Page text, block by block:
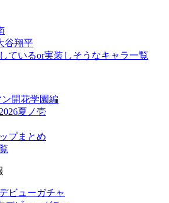
谷翔平
ているor実装しそうなキャラ一覧
開花学園編
夏ノ壱
プまとめ
ビューガチャ